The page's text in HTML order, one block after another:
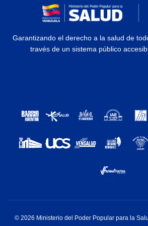
Garantizando el derecho a la salud de
través de un sistema público
© 2026 Ministerio del Poder Popular para la